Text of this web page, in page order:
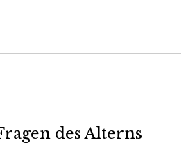
des Alterns